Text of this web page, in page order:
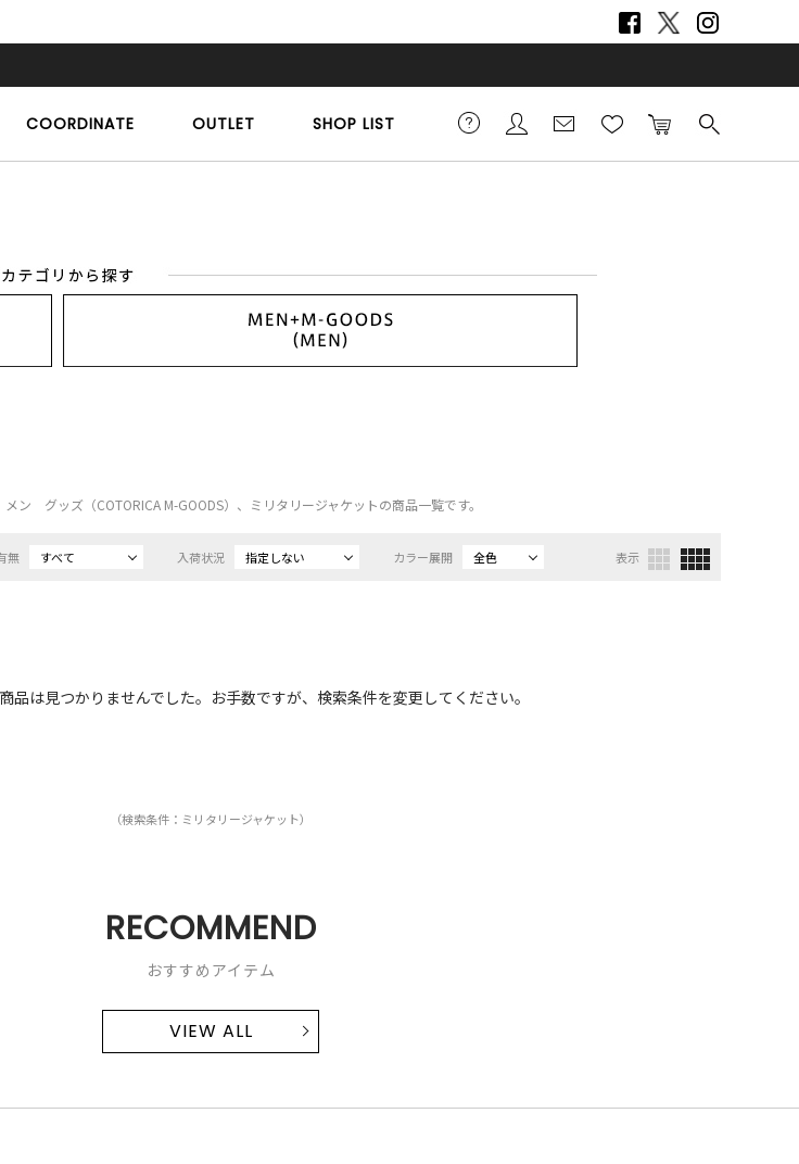
COORDINATE OUTLET SHOP LIST
ン グッズ（COTORICA M-GOODS）、ミリタリージャケットの商品一覧です。
無 すべて 入荷状況 指定しない カラー展開 全色 表示
品は見つかりませんでした。お手数ですが、検索条件を変更してください。
（検索条件：ミリタリージャケット）
RECOMMEND
おすすめアイテム
VIEW ALL